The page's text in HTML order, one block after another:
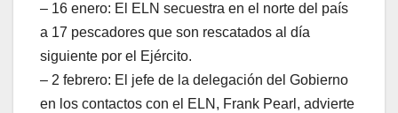
– 16 enero: El ELN secuestra en el norte del país
a 17 pescadores que son rescatados al día
siguiente por el Ejército.
– 2 febrero: El jefe de la delegación del Gobierno
en los contactos con el ELN, Frank Pearl, advierte